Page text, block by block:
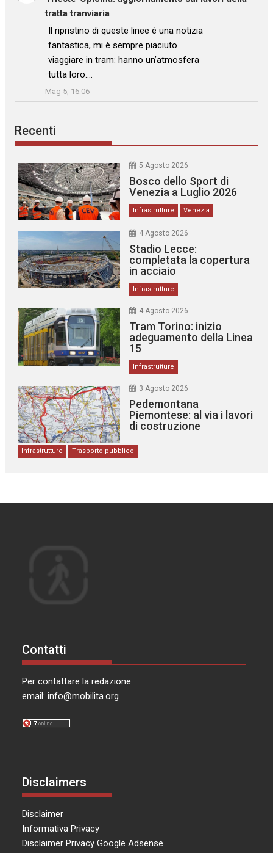
tratta tranviaria
: “
Il ripristino di queste linee è una notizia
fantastica, mi è sempre piaciuto
viaggiare in tram: hanno un’atmosfera
tutta loro.…
”
Mag 5, 16:06
Recenti
5 Agosto 2026
Bosco dello Sport di
Venezia a Luglio 2026
Infrastrutture Venezia
4 Agosto 2026
Stadio Lecce:
completata la copertura
in acciaio
Infrastrutture
4 Agosto 2026
Tram Torino: inizio
adeguamento della Linea
15
Infrastrutture
3 Agosto 2026
Pedemontana
Piemontese: al via i lavori
di costruzione
Infrastrutture Trasporto pubblico
Contatti
Per contattare la redazione
email:info@mobilita.org
Disclaimers
Disclaimer
Informativa Privacy
Disclaimer Privacy Google Adsense